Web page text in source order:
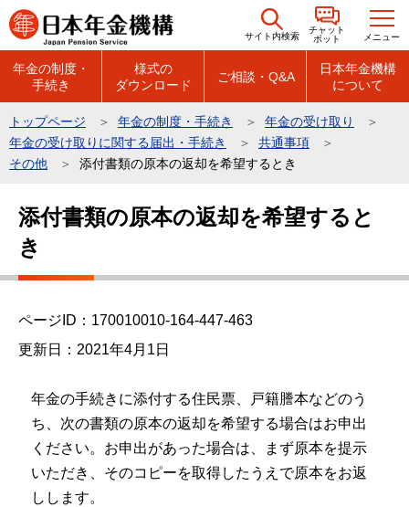
こ
の
の
先
サイト内検索
チャット
ボット
メニュー
年金の制度・
手続き
様式の
ダウンロード
ご相談・Q&A
日本年金機構
について
トップページ 年金の制度・手続き
年金の受け取り
年金の受け取りに関する届出・手続き
共通事項
その他
添付書類の原本の返却を希望するとき
添付書類の原本の返却を希望すると
き
ページID：170010010-164-447-463
更新日：2021年4月1日
年金の手続きに添付する住民票、戸籍謄本などのう
ち、次の書類の原本の返却を希望する場合はお申出
ください。お申出があった場合は、まず原本を提示
いただき、そのコピーを取得したうえで原本をお返
しします。